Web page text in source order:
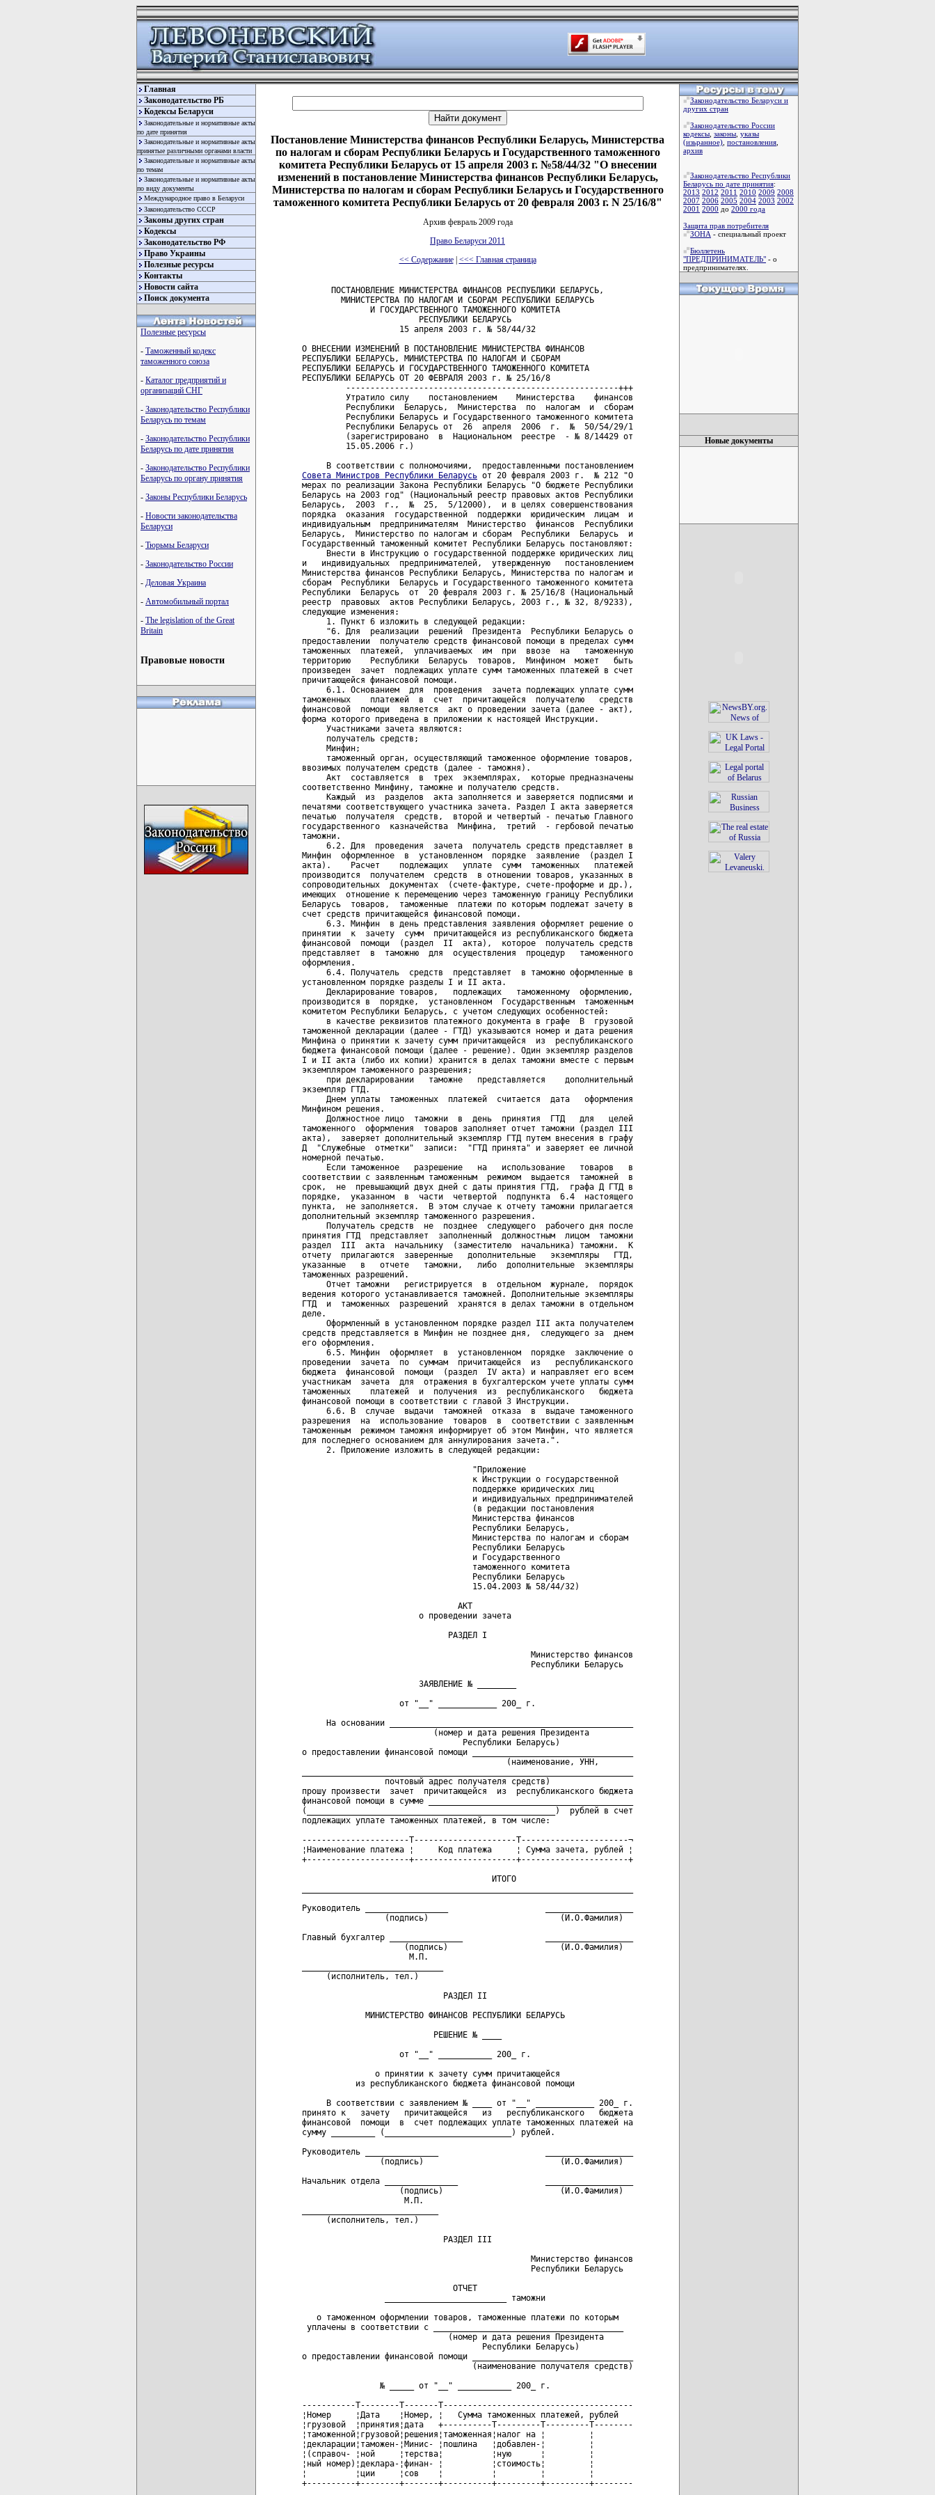
Главная
Законодательство РБ
Кодексы Беларуси
Законодательные и нормативные акты
по дате принятия
Законодательные и нормативные акты
принятые различными органами власти
Законодательные и нормативные акты
по темам
Законодательные и нормативные акты
по виду документы
Международное право в Беларуси
Законодательство СССР
Законы других стран
Кодексы
Законодательство РФ
Право Украины
Полезные ресурсы
Контакты
Новости сайта
Поиск документа
Полезные ресурсы
- Таможенный кодекс
таможенного союза
- Каталог предприятий и
организаций СНГ
- Законодательство Республики
Беларусь по темам
- Законодательство Республики
Беларусь по дате принятия
- Законодательство Республики
Беларусь по органу принятия
- Законы Республики Беларусь
- Новости законодательства
Беларуси
- Тюрьмы Беларуси
- Законодательство России
- Деловая Украина
- Автомобильный портал
- The legislation of the Great
Britain
Правовые новости
Постановление Министерства финансов Республики Беларусь, Министерства
по налогам и сборам Республики Беларусь и Государственного таможенного
комитета Республики Беларусь от 15 апреля 2003 г. №58/44/32 "О внесении
изменений в постановление Министерства финансов Республики Беларусь,
Министерства по налогам и сборам Республики Беларусь и Государственного
таможенного комитета Республики Беларусь от 20 февраля 2003 г. N 25/16/8"
Архив февраль 2009 года
Право Беларуси 2011
<< Содержание| <<< Главная страница
      ПОСТАНОВЛЕНИЕ МИНИСТЕРСТВА ФИНАНСОВ РЕСПУБЛИКИ БЕЛАРУСЬ,
        МИНИСТЕРСТВА ПО НАЛОГАМ И СБОРАМ РЕСПУБЛИКИ БЕЛАРУСЬ
              И ГОСУДАРСТВЕННОГО ТАМОЖЕННОГО КОМИТЕТА
                        РЕСПУБЛИКИ БЕЛАРУСЬ
                    15 апреля 2003 г. № 58/44/32
О ВНЕСЕНИИ ИЗМЕНЕНИЙ В ПОСТАНОВЛЕНИЕ МИНИСТЕРСТВА ФИНАНСОВ
РЕСПУБЛИКИ БЕЛАРУСЬ, МИНИСТЕРСТВА ПО НАЛОГАМ И СБОРАМ
РЕСПУБЛИКИ БЕЛАРУСЬ И ГОСУДАРСТВЕННОГО ТАМОЖЕННОГО КОМИТЕТА
РЕСПУБЛИКИ БЕЛАРУСЬ ОТ 20 ФЕВРАЛЯ 2003 г. № 25/16/8
         --------------------------------------------------------+++
         Утратило силу    постановлением    Министерства    финансов
         Республики  Беларусь,  Министерства  по  налогам  и  сборам
         Республики Беларусь и Государственного таможенного комитета
         Республики Беларусь от  26  апреля  2006  г.  №  50/54/29/1
         (зарегистрировано  в  Национальном  реестре  - № 8/14429 от
         15.05.2006 г.)
Совета Министров Республики Беларусь от 20 февраля 2003 г.  № 212 "О
мерах по реализации Закона Республики Беларусь "О бюджете Республики
Беларусь на 2003 год" (Национальный реестр правовых актов Республики
Беларусь,  2003  г.,  №  25,  5/12000),  и в целях совершенствования
порядка  оказания  государственной  поддержки  юридическим  лицам  и
индивидуальным  предпринимателям  Министерство  финансов  Республики
Беларусь,  Министерство по налогам и сборам  Республики  Беларусь  и
Государственный таможенный комитет Республики Беларусь постановляют:
     Внести в Инструкцию о государственной поддержке юридических лиц
и   индивидуальных  предпринимателей,  утвержденную   постановлением
Министерства финансов Республики Беларусь, Министерства по налогам и
сборам  Республики  Беларусь и Государственного таможенного комитета
Республики  Беларусь  от  20 февраля 2003 г. № 25/16/8 (Национальный
реестр  правовых  актов Республики Беларусь, 2003 г., № 32, 8/9233),
следующие изменения:
     1. Пункт 6 изложить в следующей редакции:
     "6. Для  реализации  решений  Президента  Республики Беларусь о
предоставлении  получателю средств финансовой помощи в пределах сумм
таможенных  платежей,  уплачиваемых  им  при  ввозе  на   таможенную
территорию    Республики  Беларусь  товаров,  Минфином  может   быть
произведен  зачет  подлежащих уплате сумм таможенных платежей в счет
причитающейся финансовой помощи.
     6.1. Основанием  для  проведения  зачета подлежащих уплате сумм
таможенных    платежей  в  счет  причитающейся  получателю   средств
финансовой  помощи  является  акт о проведении зачета (далее - акт),
форма которого приведена в приложении к настоящей Инструкции.
     Участниками зачета являются:
     получатель средств;
     Минфин;
     таможенный орган, осуществляющий таможенное оформление товаров,
ввозимых получателем средств (далее - таможня).
     Акт  составляется  в  трех  экземплярах,  которые предназначены
соответственно Минфину, таможне и получателю средств.
     Каждый  из  разделов  акта заполняется и заверяется подписями и
печатями соответствующего участника зачета. Раздел I акта заверяется
печатью  получателя  средств,  второй и четвертый - печатью Главного
государственного  казначейства  Минфина,  третий  - гербовой печатью
таможни.
     6.2. Для  проведения  зачета  получатель средств представляет в
Минфин  оформленное  в  установленном  порядке  заявление  (раздел I
акта).    Расчет    подлежащих   уплате  сумм  таможенных   платежей
производится  получателем  средств  в отношении товаров, указанных в
сопроводительных  документах  (счете-фактуре, счете-проформе и др.),
имеющих  отношение к перемещению через таможенную границу Республики
Беларусь  товаров,  таможенные  платежи по которым подлежат зачету в
счет средств причитающейся финансовой помощи.
     6.3. Минфин  в день представления заявления оформляет решение о
принятии  к  зачету  сумм  причитающейся из республиканского бюджета
финансовой  помощи  (раздел  II  акта),  которое  получатель средств
представляет  в  таможню  для  осуществления  процедур   таможенного
оформления.
     6.4. Получатель  средств  представляет  в таможню оформленные в
установленном порядке разделы I и II акта.
     Декларирование товаров,   подлежащих   таможенному  оформлению,
производится в  порядке,  установленном  Государственным  таможенным
комитетом Республики Беларусь, с учетом следующих особенностей:
     в качестве реквизитов платежного документа в графе  В  грузовой
таможенной декларации (далее - ГТД) указываются номер и дата решения
Минфина о принятии к зачету сумм причитающейся  из  республиканского
бюджета финансовой помощи (далее - решение). Один экземпляр разделов
I и II акта (либо их копии) хранится в делах таможни вместе с первым
экземпляром таможенного разрешения;
     при декларировании   таможне   представляется    дополнительный
экземпляр ГТД.
     Днем уплаты  таможенных  платежей  считается  дата   оформления
Минфином решения.
     Должностное лицо  таможни  в  день  принятия  ГТД   для   целей
таможенного  оформления  товаров заполняет отчет таможни (раздел III
акта),  заверяет дополнительный экземпляр ГТД путем внесения в графу
Д  "Служебные  отметки"  записи:  "ГТД принята" и заверяет ее личной
номерной печатью.
     Если таможенное   разрешение   на   использование   товаров   в
соответствии с заявленным таможенным  режимом  выдается  таможней  в
срок,  не  превышающий двух дней с даты принятия ГТД,  графа Д ГТД в
порядке,  указанном  в  части  четвертой  подпункта  6.4  настоящего
пункта,  не заполняется.  В этом случае к отчету таможни прилагается
дополнительный экземпляр таможенного разрешения.
     Получатель средств  не  позднее  следующего  рабочего дня после
принятия ГТД  представляет  заполненный  должностным  лицом  таможни
раздел  III  акта  начальнику  (заместителю  начальника) таможни.  К
отчету  прилагаются  заверенные   дополнительные   экземпляры   ГТД,
указанные   в   отчете   таможни,   либо  дополнительные  экземпляры
таможенных разрешений.
     Отчет таможни   регистрируется  в  отдельном  журнале,  порядок
ведения которого устанавливается таможней. Дополнительные экземпляры
ГТД  и  таможенных  разрешений  хранятся в делах таможни в отдельном
деле.
     Оформленный в установленном порядке раздел III акта получателем
средств представляется в Минфин не позднее дня,  следующего за  днем
его оформления.
     6.5. Минфин  оформляет  в  установленном  порядке  заключение о
проведении  зачета  по  суммам  причитающейся  из   республиканского
бюджета  финансовой  помощи  (раздел  IV акта) и направляет его всем
участникам  зачета  для  отражения в бухгалтерском учете уплаты сумм
таможенных    платежей  и  получения  из  республиканского   бюджета
финансовой помощи в соответствии с главой 3 Инструкции.
     6.6. В  случае  выдачи  таможней  отказа  в  выдаче таможенного
разрешения  на  использование  товаров  в  соответствии с заявленным
таможенным  режимом таможня информирует об этом Минфин, что является
для последнего основанием для аннулирования зачета.".
     2. Приложение изложить в следующей редакции:

                                   "Приложение
                                   к Инструкции о государственной
                                   поддержке юридических лиц
                                   и индивидуальных предпринимателей
                                   (в редакции постановления
                                   Министерства финансов
                                   Республики Беларусь,
                                   Министерства по налогам и сборам
                                   Республики Беларусь
                                   и Государственного
                                   таможенного комитета
                                   Республики Беларусь
                                   15.04.2003 № 58/44/32)

                                АКТ
                        о проведении зачета

                              РАЗДЕЛ I

                                               Министерство финансов
                                               Республики Беларусь

                        ЗАЯВЛЕНИЕ № ________

                    от "__" ____________ 200_ г.

     На основании __________________________________________________
                           (номер и дата решения Президента
                                 Республики Беларусь)
о предоставлении финансовой помощи _________________________________
                                          (наименование, УНН,
____________________________________________________________________
                 почтовый адрес получателя средств)
прошу произвести  зачет  причитающейся  из  республиканского бюджета
финансовой помощи в сумме __________________________________________
(___________________________________________________)  рублей в счет
подлежащих уплате таможенных платежей, в том числе:

----------------------T---------------------T----------------------¬
¦Наименование платежа ¦     Код платежа     ¦ Сумма зачета, рублей ¦
+---------------------+---------------------+----------------------+

                                       ИТОГО
____________________________________________________________________

Руководитель _________________                    __________________
                 (подпись)                           (И.О.Фамилия)

Главный бухгалтер _______________                 __________________
                     (подпись)                       (И.О.Фамилия)
                      М.П.
_____________________________
     (исполнитель, тел.)

                             РАЗДЕЛ II

             МИНИСТЕРСТВО ФИНАНСОВ РЕСПУБЛИКИ БЕЛАРУСЬ

                           РЕШЕНИЕ № ____

                    от "__" ___________ 200_ г.

               о принятии к зачету сумм причитающейся
           из республиканского бюджета финансовой помощи

     В соответствии с заявлением № ____ от "__" ____________ 200_ г.
принято к   зачету   причитающейся   из   республиканского   бюджета
финансовой  помощи  в  счет подлежащих уплате таможенных платежей на
сумму _________ (__________________________) рублей.

Руководитель _______________                      __________________
                (подпись)                            (И.О.Фамилия)

Начальник отдела _______________                  __________________
                    (подпись)                        (И.О.Фамилия)
                     М.П.
____________________________
     (исполнитель, тел.)

                             РАЗДЕЛ III

                                               Министерство финансов
                                               Республики Беларусь

                               ОТЧЕТ
                 _________________________ таможни

   о таможенном оформлении товаров, таможенные платежи по которым
 уплачены в соответствии с _______________________________________
                              (номер и дата решения Президента
                                     Республики Беларусь)
о предостав
Законодательство Беларуси и
других стран
Законодательство России
кодексы законы указы
(изьранное) постановления
архив
Законодательство Республики
Беларусь по дате принятия:
2013 2012 2011 2010 2009 2008
2007 2006 2005 2004 2003 2002
2001 2000 до 2000 года
Защита прав потребителя
ЗОНА - специальный проект
Бюллетень
"ПРЕДПРИНИМАТЕЛЬ" - о
предпринимателях.
Новые документы